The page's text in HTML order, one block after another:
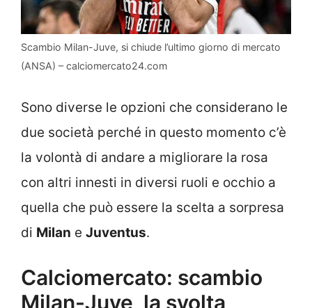
Scambio Milan-Juve, si chiude l’ultimo giorno di mercato
(ANSA) – calciomercato24.com
Sono diverse le opzioni che considerano le
due società perché in questo momento c’è
la volontà di andare a migliorare la rosa
con altri innesti in diversi ruoli e occhio a
quella che può essere la scelta a sorpresa
di Milan e Juventus.
Calciomercato: scambio
Milan-Juve, la svolta